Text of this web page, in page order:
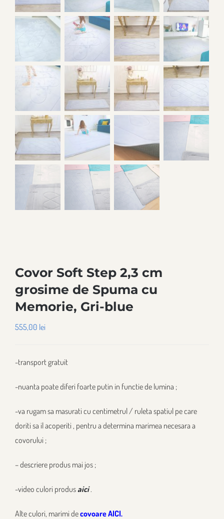
Covor Soft Step 2,3 cm
grosime de Spuma cu
Memorie, Gri-blue
555,00 lei
-transport gratuit
-nuanta poate diferi foarte putin in functie de lumina ;
-va rugam sa masurati cu centimetrul / ruleta spatiul pe care
doriti sa il acoperiti , pentru a determina marimea necesara a
covorului ;
– descriere produs mai jos ;
-video culori produsaici.
Alte culori, marimi decovoare AICI.